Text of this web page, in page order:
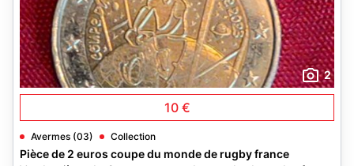
2
10 €
Avermes (03) Collection
Pièce de 2 euros coupe du monde de rugby france